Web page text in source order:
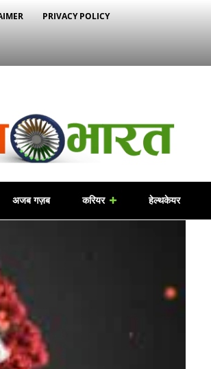
PRIVACY POLICY
अजब गज़ब करियर हेल्थकेयर